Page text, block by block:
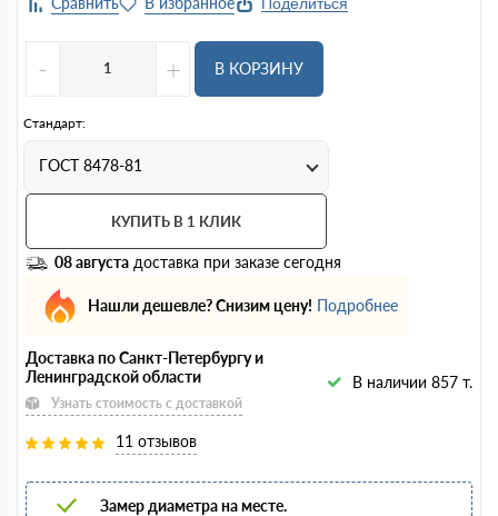
- + В КОРЗИНУ
Стандарт:
ГОСТ 8478-81
КУПИТЬ В 1 КЛИК
08 августа доставка при заказе сегодня
Нашли дешевле? Снизим цену! Подробнее
Доставка по Санкт-Петербургу и
Ленинградской области
Узнать стоимость с доставкой
В наличии 857 т.
11 отзывов
Замер диаметра на месте.